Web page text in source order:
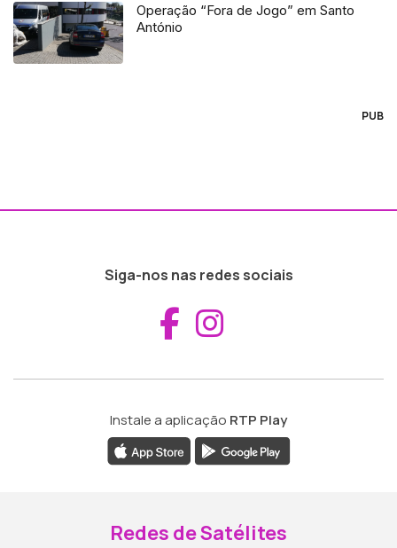
Operação “Fora de Jogo” em Santo
António
PUB
Siga-nos nas redes sociais
Aceder ao
Instale a aplicação RTP Play
Redes de Satélites